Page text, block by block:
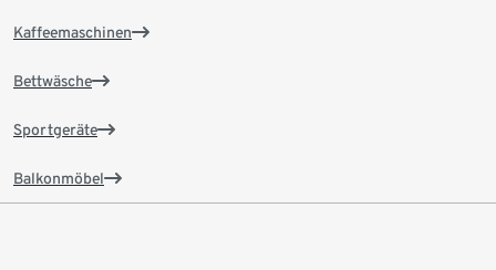
Kaffeemaschinen
Bettwäsche
Sportgeräte
Balkonmöbel